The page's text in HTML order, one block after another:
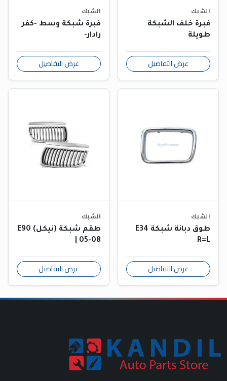
الشبك
فبرة خلف الشبكة
طويلة
عرض التفاصيل
الشبك
فبرة شبكة وسط -كفر
رادار-
عرض التفاصيل
الشبك
طوق دبانة شبكة E34
R=L
عرض التفاصيل
الشبك
طقم شبكة (نيكل) E90
| 05-08
عرض التفاصيل